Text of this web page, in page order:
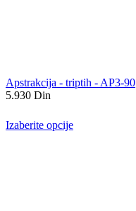
Apstrakcija - triptih - AP3-90
5.930 Din
Izaberite opcije